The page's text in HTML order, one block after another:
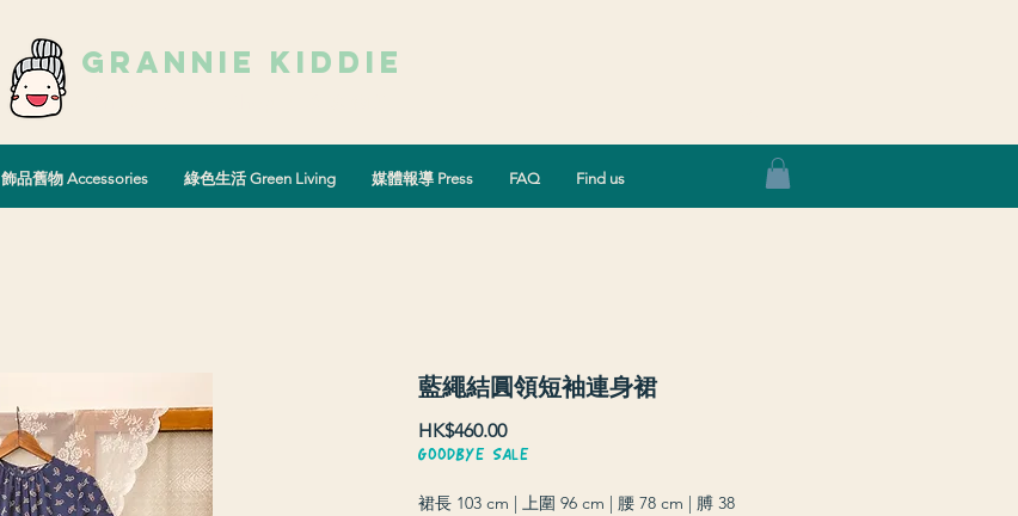
grannie kiddie
飾品舊物 Accessories 綠色生活 Green Living 媒體報導 Press FAQ Find us
藍繩結圓領短袖連身裙
HK$460.00Price
GOODBYE SALE
裙長 103 cm | 上圍 96 cm | 腰 78 cm | 膊 38